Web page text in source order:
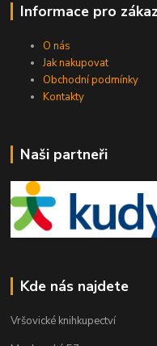
Informace pro
O nás
Jak nakupovat
Obchodní podmínky
Kontakty
Naši partneři
Kde nás najdete
Vršovické knihkupectví